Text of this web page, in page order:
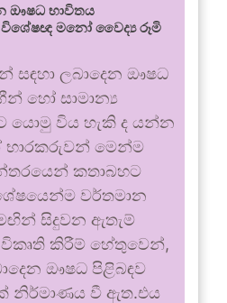
ඖෂධ භාවිතය
විශේෂඥ මනෝ වෛද්‍ය රූමි
සඳහා ලබාදෙන ඖෂධ
හෝ සාමාන්‍ය
යොමු විය හැකි ද යන්න
භාරකරුවන් මෙන්ම
කතාබහට
වර්තමාන
සිදුවන ඇතැම්
විකෘති කිරීම් හේතුවෙන්,
ඖෂධ පිළිබඳව
නිර්මාණය වී ඇත.එය